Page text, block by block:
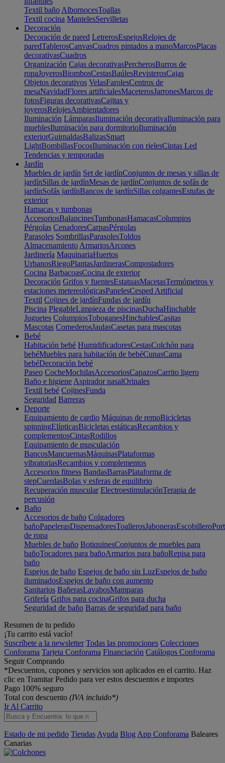
Textil baño AlbornocesToallas
Textil cocina MantelesServilletas
Decoración
Decoración de pared LetrerosEspejosRelojes de
paredTablerosCanvasCuadros pintados a manoMarcosPlacas
decorativasCuadros
Organización Cajas decorativasPercherosBurros de
ropaJoyerosBiombosCestasBaúlesRevisterosCajas
Objetos decorativos VelasFarolesCentros de
mesaNavidadFlores artificialesMaceterosJarronesMarcos de
fotosFiguras decorativasCajitas y
joyerosRelojesAmbientadores
Iluminación LámparasIluminación decorativaIluminación para
mueblesIluminación para dormitorioIluminación
exteriorGuirnaldasBalizasSmart
LightBombillasFocosIluminación con rielesCintas Led
Tendencias y temporadas
Jardín
Muebles de jardín Set de jardínConjuntos de mesas y sillas de
jardínSillas de jardínMesas de jardínConjuntos de sofás de
jardínSofás jardínBancos de jardínSillas colgantesEstufas de
exterior
Hamacas y tumbonas
AccesoriosBalancinesTumbonasHamacasColumpios
Pérgolas CenadoresCarpasPérgolas
Parasoles SombrillasParasolesToldos
Almacenamiento ArmariosArcones
Jardinería MaquinariaHuertos
UrbanosRiegoPlantasJardinerasCompostadores
Cocina BarbacoasCocina de exterior
Decoración Grifos y fuentesEstatuasMacetasTermómetros y
estaciones metereológicasPanelesCesped Artificial
Textil Cojines de jardínFundas de jardín
Piscina PlegableLimpieza de piscinasDuchaHinchable
Juguetes ColumpiosToboganesHinchablesCasitas
Mascotas ComederosJaulasCasetas para mascotas
Bebé
Habitación bebé HumidificadoresCestasColchón para
bebéMuebles para habitación de bebéCunasCama
bebéDecoración bebé
Paseo CocheMochilasAccesoriosCapazosCarrito ligero
Baño e higiene Aspirador nasalOrinales
Textil bebé CojinesFunda
Seguridad Barreras
Deporte
Equipamiento de cardio Máquinas de remoBicicletas
spinningElípticasBicicletas estáticasRecambios y
complementosCintasRodillos
Equipamiento de musculación
BancosMancuernasMáquinasPlataformas
vibratoriasRecambios y complementos
Accesorios fitness BandasBarrasPlataforma de
stepCuerdasBolas y esferas de equilibrio
Recuperación muscular ElectroestimulaciónTerapia de
percusión
Baño
Accesorios de baño Colgadores
bañoPapelerasDispensadoresToallerosJabonerasEscobillero
de ropa
Muebles de baño BotiquinesConjuntos de muebles para
bañoTocadores para bañoArmarios para bañoRepisa para
baño
Espejos de baño Espejos de baño sin LuzEspejos de baño
iluminadosEspejos de baño con aumento
Sanitarios BañerasLavabosMamparas
Grifería Grifos para cocinaGrifos para ducha
Seguridad de baño Barras de seguridad para baño
Resumen de tu pedido
¡Tu carrito está vacío!
Suscríbete a la newsletter Todas las promociones Colecciones
Conforama Tarjeta Conforama Financiación Catálogos Conforama
Seguir Comprando
*Descuentos, cupones y servicios son aplicados en el carrito. Haz
clic en Tramitar Pedido para ver estos descuentos e importes
Pago 100% seguro
Total con descuento (IVA incluido*)
Ir Al Carrito
Estado de mi pedido Tiendas Ayuda Blog App Conforama Baleares
Canarias